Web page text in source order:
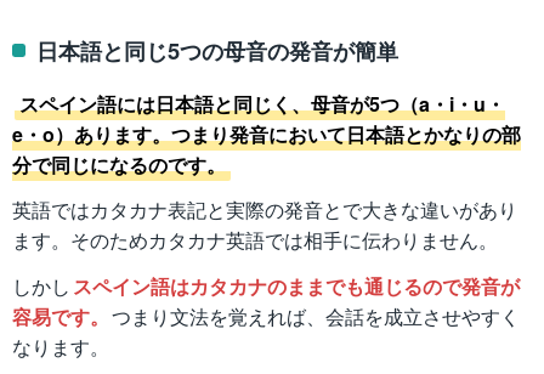
日本語と同じ5つの母音の発音が簡単
スペイン語には日本語と同じく、母音が5つ（a・i・u・
e・o）あります。つまり発音において日本語とかなりの部
分で同じになるのです。
英語ではカタカナ表記と実際の発音とで大きな違いがあり
ます。そのためカタカナ英語では相手に伝わりません。
しかし スペイン語はカタカナのままでも通じるので発音が
容易です。 つまり文法を覚えれば、会話を成立させやすく
なります。